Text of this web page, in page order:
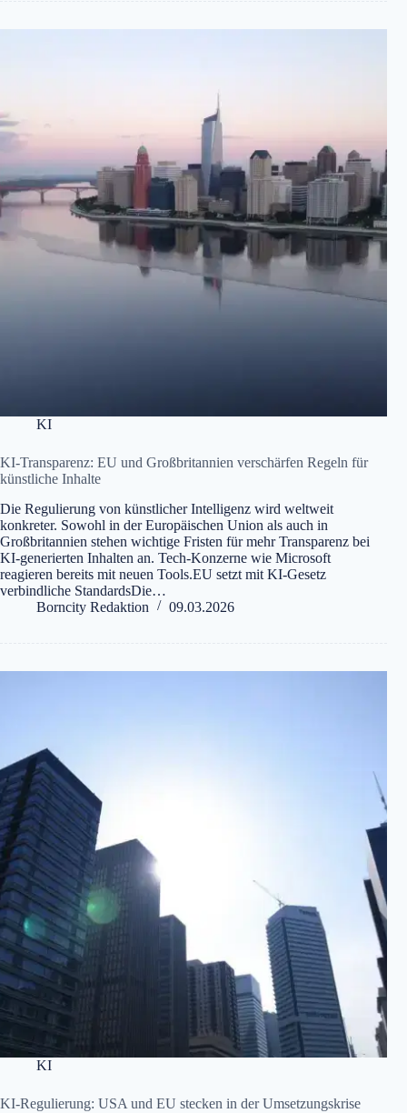
KI
KI-Transparenz: EU und Großbritannien verschärfen Regeln für
künstliche Inhalte
Die Regulierung von künstlicher Intelligenz wird weltweit
konkreter. Sowohl in der Europäischen Union als auch in
Großbritannien stehen wichtige Fristen für mehr Transparenz bei
KI-generierten Inhalten an. Tech-Konzerne wie Microsoft
reagieren bereits mit neuen Tools.EU setzt mit KI-Gesetz
verbindliche StandardsDie…
Borncity Redaktion
09.03.2026
KI
KI-Regulierung: USA und EU stecken in der Umsetzungskrise